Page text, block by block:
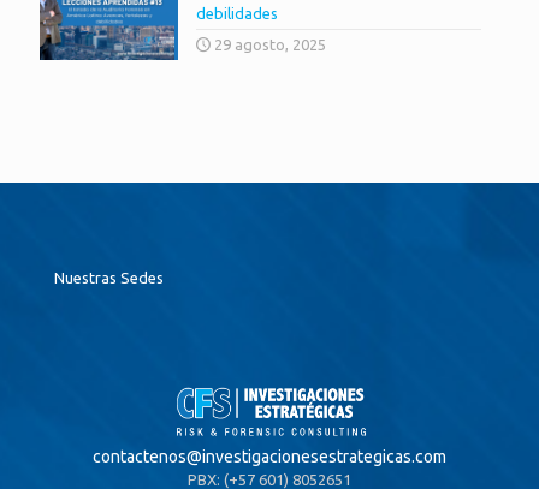
debilidades
29 agosto, 2025
Nuestras Sedes
contactenos@investigacionesestrategicas.com
PBX: (+57 601) 8052651